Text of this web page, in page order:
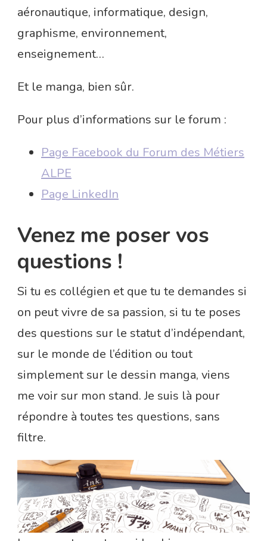
aéronautique, informatique, design,
graphisme, environnement,
enseignement…
Et le manga, bien sûr.
Pour plus d’informations sur le forum :
Page Facebook du Forum des Métiers
ALPE
Page LinkedIn
Venez me poser vos
questions !
Si tu es collégien et que tu te demandes si
on peut vivre de sa passion, si tu te poses
des questions sur le statut d’indépendant,
sur le monde de l’édition ou tout
simplement sur le dessin manga, viens
me voir sur mon stand. Je suis là pour
répondre à toutes tes questions, sans
filtre.